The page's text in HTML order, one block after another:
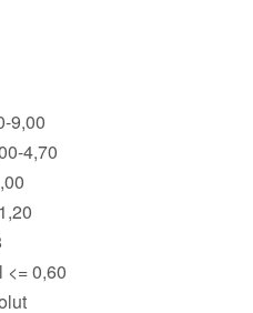
9,00
4,70
<= 0,60